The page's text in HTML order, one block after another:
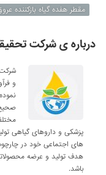
مقطر هفده گیاه بازکننده
درباره ی شرکت
و
پزشکی و داروهای گیاهی
های اجتماعی خود در
هدف تولید و عرضه
باشد.